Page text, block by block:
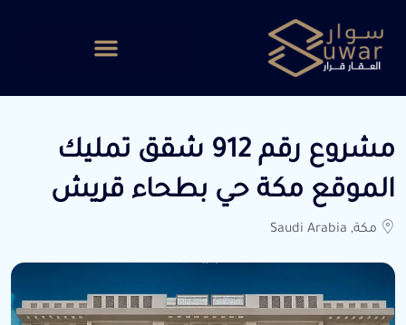
مشروع رقم 912 شقق تمليك
الموقع مكة حي بطحاء قريش
مكة, Saudi Arabia